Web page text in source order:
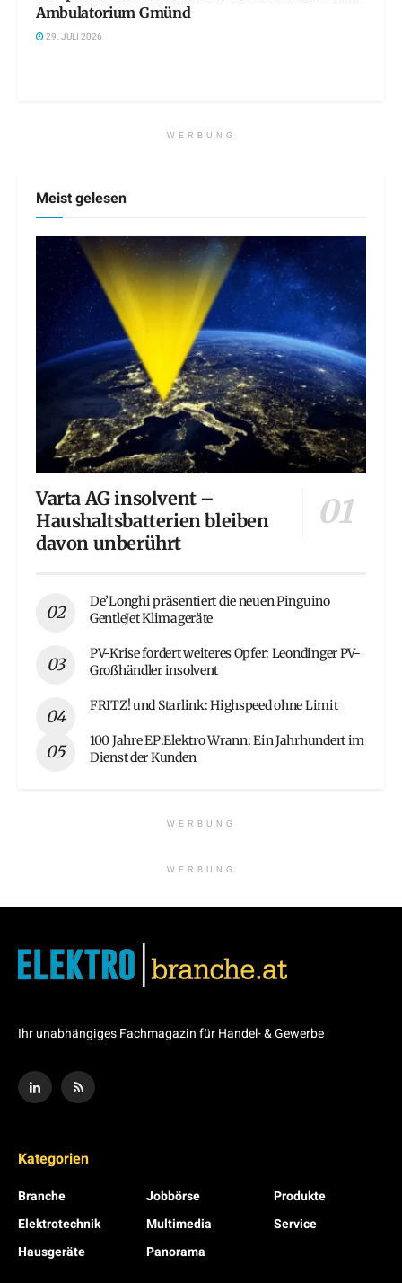
Ambulatorium Gmünd
29. JULI 2026
WERBUNG
Meist gelesen
Varta AG insolvent –
Haushaltsbatterien bleiben
davon unberührt
De’Longhi präsentiert die neuen Pinguino
GentleJet Klimageräte
PV-Krise fordert weiteres Opfer: Leondinger PV-
Großhändler insolvent
FRITZ! und Starlink: Highspeed ohne Limit
100 Jahre EP:Elektro Wrann: Ein Jahrhundert im
Dienst der Kunden
WERBUNG
WERBUNG
Ihr unabhängiges Fachmagazin für Handel- & Gewerbe
Kategorien
Branche
Elektrotechnik
Hausgeräte
Jobbörse
Multimedia
Panorama
Produkte
Service